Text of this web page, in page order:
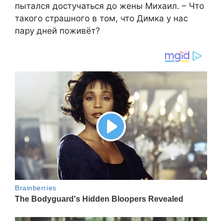
пытался достучаться до жены Михаил. – Что
такого страшного в том, что Димка у нас
пару дней поживёт?